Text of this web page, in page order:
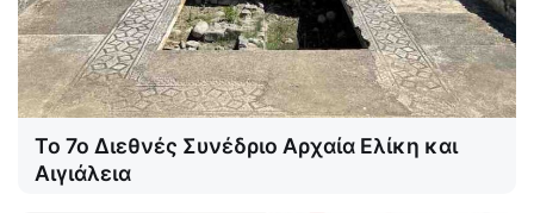
Το 7ο Διεθνές Συνέδριο Αρχαία Ελίκη και
Αιγιάλεια